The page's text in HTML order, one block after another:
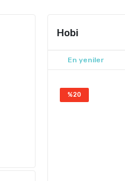
Hobi
En yeniler
%20